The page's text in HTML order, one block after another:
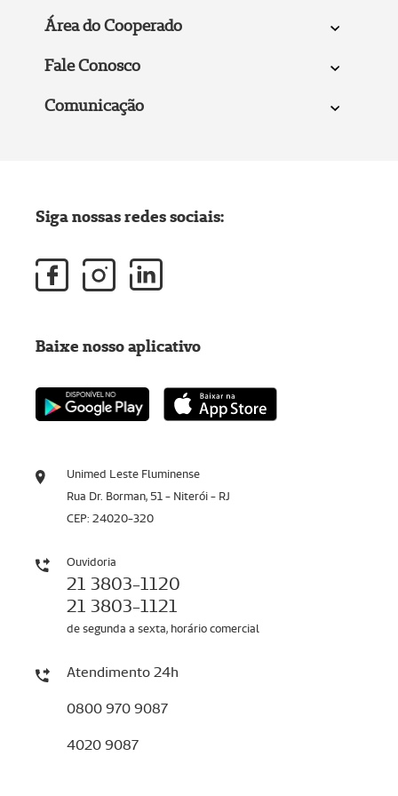
Área do Cooperado
Fale Conosco
Comunicação
Unimed Leste Fluminense
Rua Dr. Borman, 51 - Niterói - RJ
CEP: 24020-320
Ouvidoria
21 3803-1120
21 3803-1121
de segunda a sexta, horário comercial
Atendimento 24h
0800 970 9087
4020 9087
Siga nossas redes sociais:
Baixe nosso aplicativo